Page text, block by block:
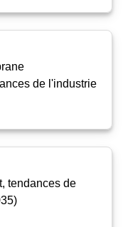
de l'industrie
tendances de